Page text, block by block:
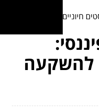
חיוניים להשקעה בכסף
להשקעה